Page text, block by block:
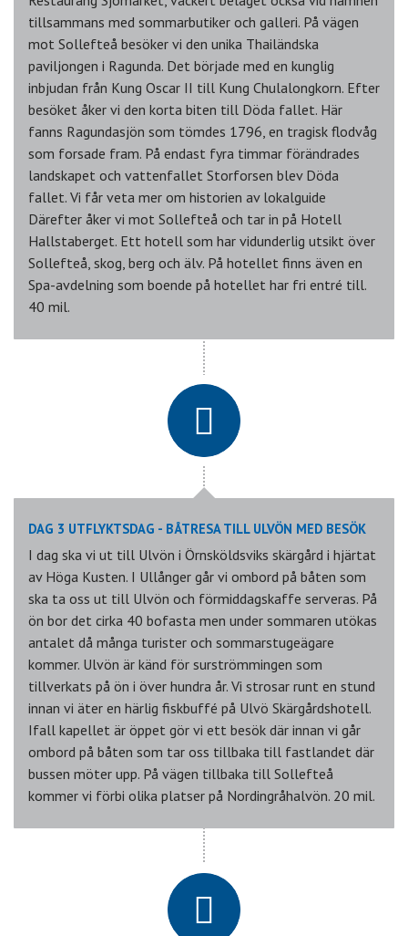
tillsammans med sommarbutiker och galleri. På vägen
mot Sollefteå besöker vi den unika Thailändska
paviljongen i Ragunda. Det började med en kunglig
inbjudan från Kung Oscar II till Kung Chulalongkorn. Efter
besöket åker vi den korta biten till Döda fallet. Här
fanns Ragundasjön som tömdes 1796, en tragisk flodvåg
som forsade fram. På endast fyra timmar förändrades
landskapet och vattenfallet Storforsen blev Döda
fallet. Vi får veta mer om historien av lokalguide
Därefter åker vi mot Sollefteå och tar in på Hotell
Hallstaberget. Ett hotell som har vidunderlig utsikt över
Sollefteå, skog, berg och älv. På hotellet finns även en
Spa-avdelning som boende på hotellet har fri entré till.
40 mil.
DAG 3 UTFLYKTSDAG - BÅTRESA TILL ULVÖN MED BESÖK
I dag ska vi ut till Ulvön i Örnsköldsviks skärgård i hjärtat
av Höga Kusten. I Ullånger går vi ombord på båten som
ska ta oss ut till Ulvön och förmiddagskaffe serveras. På
ön bor det cirka 40 bofasta men under sommaren utökas
antalet då många turister och sommarstugeägare
kommer. Ulvön är känd för surströmmingen som
tillverkats på ön i över hundra år. Vi strosar runt en stund
innan vi äter en härlig fiskbuffé på Ulvö Skärgårdshotell.
Ifall kapellet är öppet gör vi ett besök där innan vi går
ombord på båten som tar oss tillbaka till fastlandet där
bussen möter upp. På vägen tillbaka till Sollefteå
kommer vi förbi olika platser på Nordingråhalvön. 20 mil.